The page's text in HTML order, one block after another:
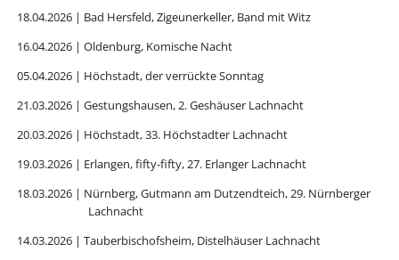
18.04.2026 | Bad Hersfeld, Zigeunerkeller, Band mit Witz
16.04.2026 | Oldenburg, Komische Nacht
05.04.2026 | Höchstadt, der verrückte Sonntag
21.03.2026 | Gestungshausen, 2. Geshäuser Lachnacht
20.03.2026 | Höchstadt, 33. Höchstadter Lachnacht
19.03.2026 | Erlangen, fifty-fifty, 27. Erlanger Lachnacht
18.03.2026 | Nürnberg, Gutmann am Dutzendteich, 29. Nürnberger
Lachnacht
14.03.2026 | Tauberbischofsheim, Distelhäuser Lachnacht